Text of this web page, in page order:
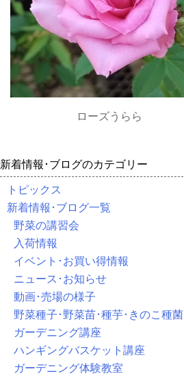
ローズうらら
新着情報･ブログのカテゴリー
トピックス
新着情報･ブログ一覧
野菜の講習会
入荷情報
イベント･お買い得情報
ニュース･お知らせ
動画･売場の様子
野菜種子･野菜苗･種芋･きのこ種菌
ガーデニング講座
ハンギングバスケット講座
ガーデニング体験教室